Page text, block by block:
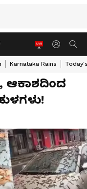
Karnataka Rains
ಆಕಾಶದಿಂದ